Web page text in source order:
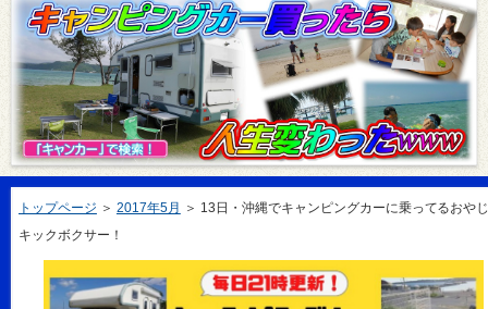
トップページ ＞ 2017年5月 ＞ 13日・沖縄でキャンピングカーに乗ってるおや
キックボクサー！